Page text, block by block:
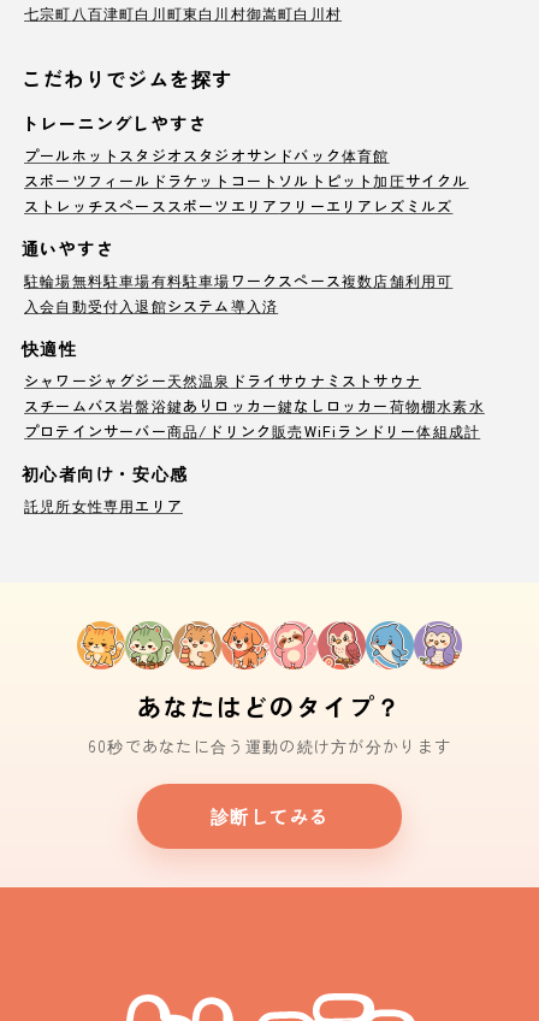
七宗町八百津町白川町東白川村御嵩町白川村
こだわりでジムを探す
トレーニングしやすさ
プールホットスタジオスタジオサンドバック体育館
スポーツフィールド ラケットコート ソルトピット加圧サイクル
ストレッチスペーススポーツエリア フリーエリア レズミルズ
通いやすさ
駐輪場無料駐車場有料駐車場ワークスペース複数店舗利用可
入会自動受付入退館システム導入済
快適性
シャワージャグジー天然温泉 ドライサウナ ミストサウナ
スチームバス岩盤浴鍵ありロッカー鍵なしロッカー荷物棚水素水
プロテインサーバー商品/ドリンク販売WiFi ランドリー体組成計
初心者向け・安心感
託児所女性専用エリア
あなたはどのタイプ？
60秒であなたに合う運動の続け方が分かります
診断してみる